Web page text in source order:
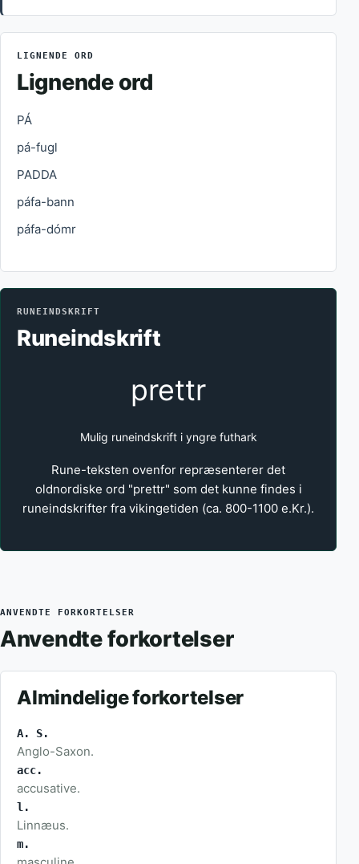
LIGNENDE ORD
Lignende ord
PÁ
pá-fugl
PADDA
páfa-bann
páfa-dómr
RUNEINDSKRIFT
Runeindskrift
prettr
Mulig runeindskrift i yngre futhark
Rune-teksten ovenfor repræsenterer det
oldnordiske ord "prettr" som det kunne findes i
runeindskrifter fra vikingetiden (ca. 800-1100 e.Kr.).
ANVENDTE FORKORTELSER
Anvendte forkortelser
Almindelige forkortelser
A. S.
Anglo-Saxon.
acc.
accusative.
l.
Linnæus.
m.